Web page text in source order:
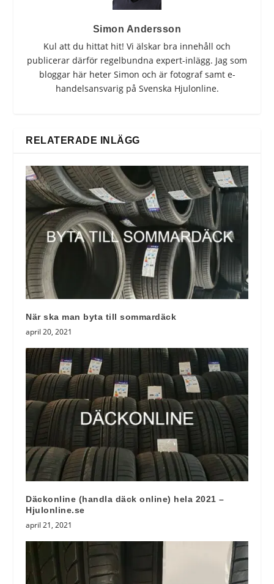
Simon Andersson
Kul att du hittat hit! Vi älskar bra innehåll och
publicerar därför regelbundna expert-inlägg. Jag som
bloggar här heter Simon och är fotograf samt e-
handelsansvarig på Svenska Hjulonline.
RELATERADE INLÄGG
När ska man byta till sommardäck
april 20, 2021
Däckonline (handla däck online) hela 2021 –
Hjulonline.se
april 21, 2021